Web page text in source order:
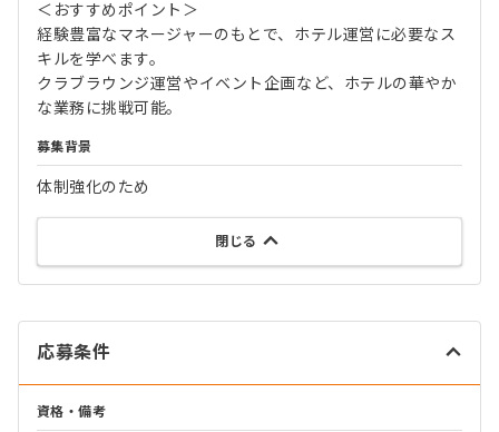
＜おすすめポイント＞
経験豊富なマネージャーのもとで、ホテル運営に必要なス
キルを学べます。
クラブラウンジ運営やイベント企画など、ホテルの華やか
な業務に挑戦可能。
募集背景
体制強化のため
閉じる
応募条件
資格・備考